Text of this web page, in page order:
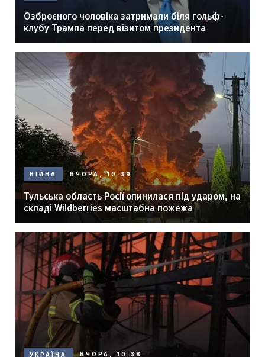
Озброєного чоловіка затримали біля гольф-
клубу Трампа перед візитом президента
ВІЙНА ВЧОРА, 10:39
Тульська область Росії опинилася під ударом, на
складі Wildberries масштабна пожежа
УКРАЇНА ВЧОРА, 10:38